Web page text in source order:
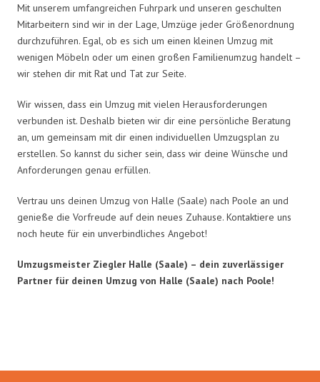
Mit unserem umfangreichen Fuhrpark und unseren geschulten
Mitarbeitern sind wir in der Lage, Umzüge jeder Größenordnung
durchzuführen. Egal, ob es sich um einen kleinen Umzug mit
wenigen Möbeln oder um einen großen Familienumzug handelt –
wir stehen dir mit Rat und Tat zur Seite.
Wir wissen, dass ein Umzug mit vielen Herausforderungen
verbunden ist. Deshalb bieten wir dir eine persönliche Beratung
an, um gemeinsam mit dir einen individuellen Umzugsplan zu
erstellen. So kannst du sicher sein, dass wir deine Wünsche und
Anforderungen genau erfüllen.
Vertrau uns deinen Umzug von Halle (Saale) nach Poole an und
genieße die Vorfreude auf dein neues Zuhause. Kontaktiere uns
noch heute für ein unverbindliches Angebot!
Umzugsmeister Ziegler Halle (Saale) – dein zuverlässiger
Partner für deinen Umzug von Halle (Saale) nach Poole!